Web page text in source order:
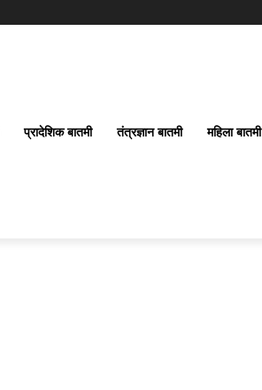
प्रादेशिक बातमी तंत्रज्ञान बातमी महिला बातमी